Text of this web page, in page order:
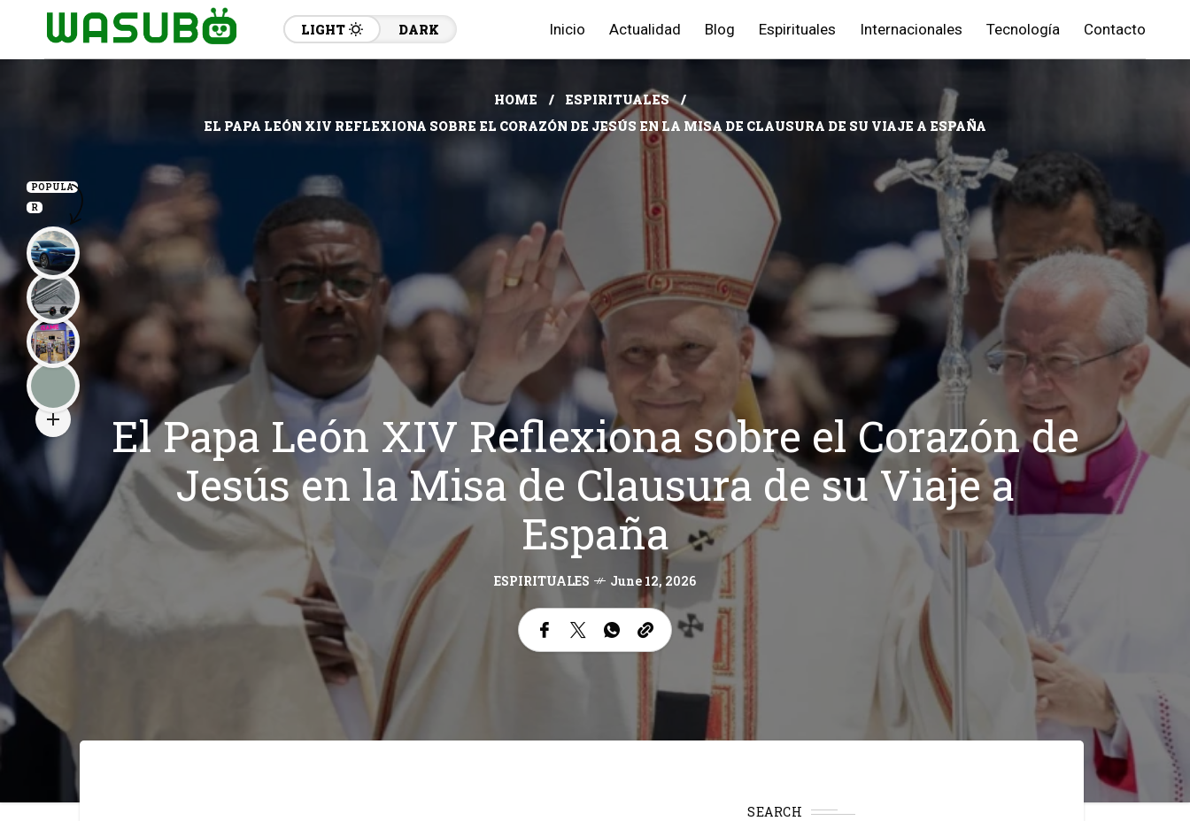
LIGHT DARK Inicio Actualidad Blog Espirituales Internacionales Tecnología Contacto
HOME
ESPIRITUALES
EL PAPA LEÓN XIV REFLEXIONA SOBRE EL CORAZÓN DE JESÚS EN LA MISA DE CLAUSURA DE SU VIAJE A ESPAÑA
El Papa León XIV Reflexiona sobre el Corazón de
Jesús en la Misa de Clausura de su Viaje a
España
ESPIRITUALES June 12, 2026
SEARCH
POPULA
R